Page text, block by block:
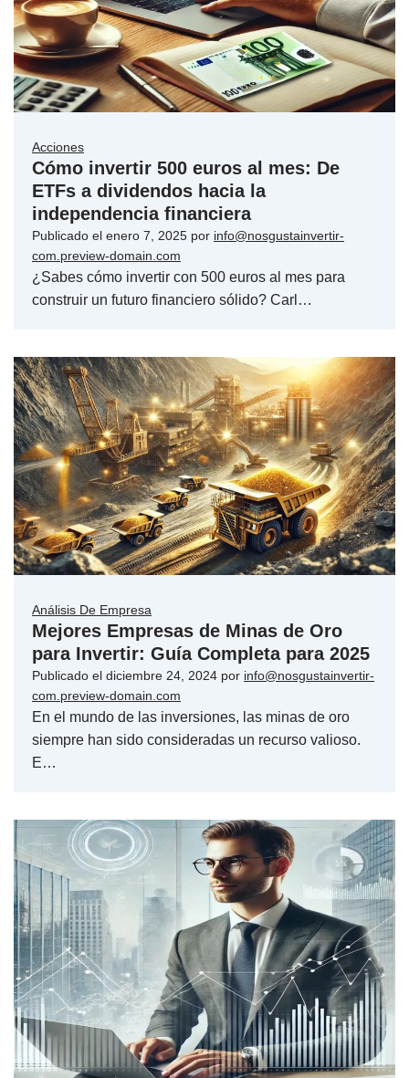
Acciones
Cómo invertir 500 euros al mes: De
ETFs a dividendos hacia la
independencia financiera
Publicado el enero 7, 2025 por info@nosgustainvertir-
com.preview-domain.com
¿Sabes cómo invertir con 500 euros al mes para
construir un futuro financiero sólido? Carl…
Análisis De Empresa
Mejores Empresas de Minas de Oro
para Invertir: Guía Completa para 2025
Publicado el diciembre 24, 2024 por info@nosgustainvertir-
com.preview-domain.com
En el mundo de las inversiones, las minas de oro
siempre han sido consideradas un recurso valioso.
E…